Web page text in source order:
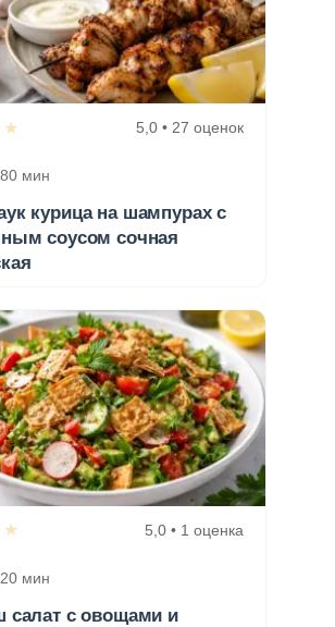
5,0 • 27 оценок
80 мин
курица на шампурах с
соусом сочная
5,0 • 1 оценка
20 мин
салат с овощами и